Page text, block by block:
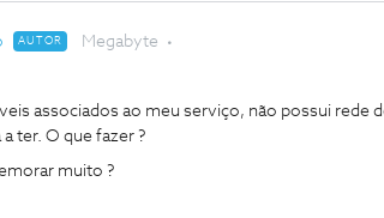
AUTOR Megabyte
associados ao meu serviço, não possui rede
ter. O que fazer ?
muito ?